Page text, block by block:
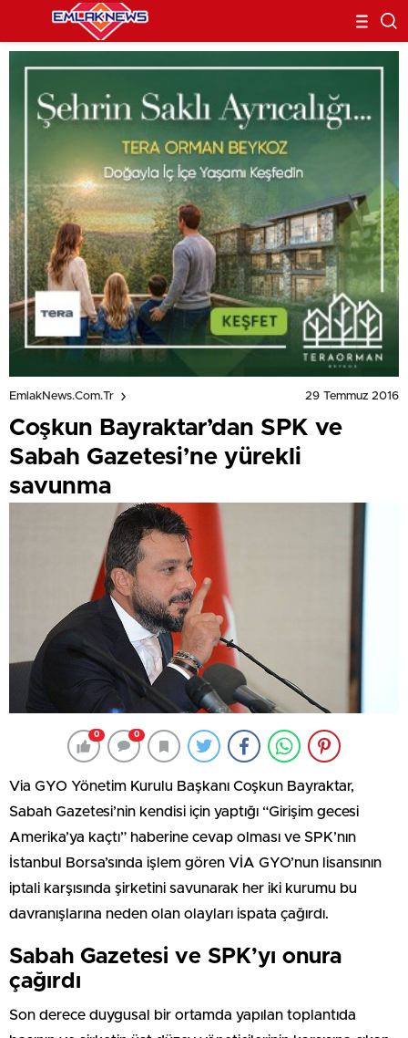
EmlakNews.com.tr 29 Temmuz 2016
Coşkun Bayraktar’dan SPK ve
Sabah Gazetesi’ne yürekli
savunma
0 0
Via GYO Yönetim Kurulu Başkanı Coşkun Bayraktar,
Sabah Gazetesi’nin kendisi için yaptığı “Girişim gecesi
Amerika’ya kaçtı” haberine cevap olması ve SPK’nın
İstanbul Borsa’sında işlem gören VİA GYO’nun lisansının
iptali karşısında şirketini savunarak her iki kurumu bu
davranışlarına neden olan olayları ispata çağırdı.
Sabah Gazetesi ve SPK’yı onura
çağırdı
Son derece duygusal bir ortamda yapılan toplantıda